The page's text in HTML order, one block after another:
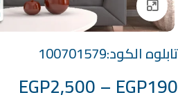
Click to enlarge
تابلوه الكود:100701579
EGP190
–
EGP2,500